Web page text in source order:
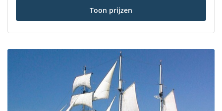
Toon prijzen